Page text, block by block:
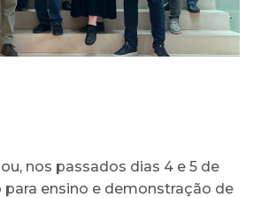
nos passados dias 4 e 5 de
ensino e demonstração de